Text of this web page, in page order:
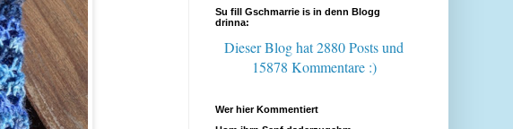
Su fill Gschmarrie is in denn Blogg
drinna:
Dieser Blog hat 2880 Postsund
15878 Kommentare :)
Wer hier Kommentiert